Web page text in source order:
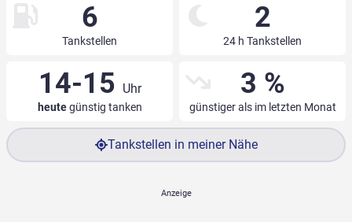
6
Tankstellen
2
24 h Tankstellen
14-15 Uhr
heutegünstig tanken
3 %
günstiger als im letzten Monat
Tankstellen in meiner Nähe